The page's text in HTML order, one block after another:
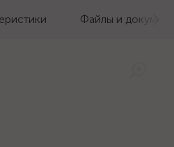
Файлы и